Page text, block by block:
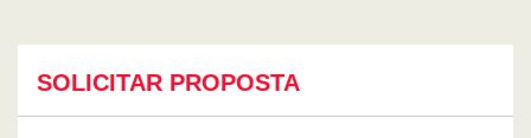
SOLICITAR PROPOSTA